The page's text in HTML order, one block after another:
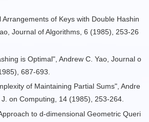
Arrangements of Keys with Double Hashin
Journal of Algorithms, 6 (1985), 253-26
is Optimal ", Andrew C. Yao, Journal o
687-693.
of Maintaining Partial Sums", Andre
J. on Computing, 14 (1985), 253-264.
to d-dimensional Geometric Queri